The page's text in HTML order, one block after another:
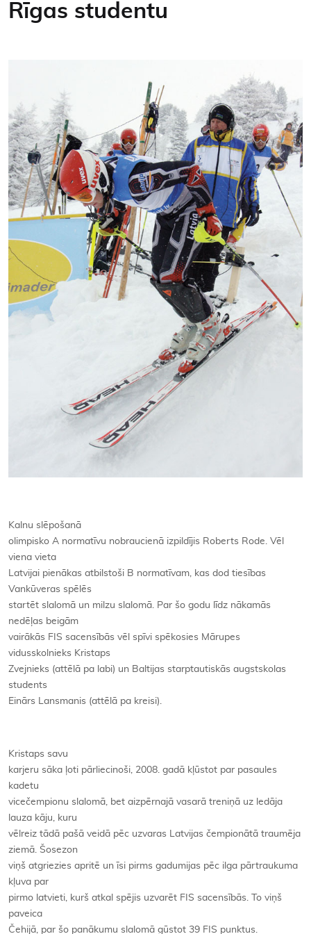
Rīgas studentu
Kalnu slēpošanā
olimpisko A normatīvu nobraucienā izpildījis Roberts Rode. Vēl
viena vieta
Latvijai pienākas atbilstoši B normatīvam, kas dod tiesības
Vankūveras spēlēs
startēt slalomā un milzu slalomā. Par šo godu līdz nākamās
nedēļas beigām
vairākās FIS sacensībās vēl spīvi spēkosies Mārupes
vidusskolnieks Kristaps
Zvejnieks (attēlā pa labi) un Baltijas starptautiskās augstskolas
students
Einārs Lansmanis (attēlā pa kreisi).
Kristaps savu
karjeru sāka ļoti pārliecinoši, 2008. gadā kļūstot par pasaules
kadetu
vicečempionu slalomā, bet aizpērnajā vasarā treniņā uz ledāja
lauza kāju, kuru
vēlreiz tādā pašā veidā pēc uzvaras Latvijas čempionātā traumēja
ziemā. Šosezon
viņš atgriezies apritē un īsi pirms gadumijas pēc ilga pārtraukuma
kļuva par
pirmo latvieti, kurš atkal spējis uzvarēt FIS sacensībās. To viņš
paveica
Čehijā, par šo panākumu slalomā gūstot 39 FIS punktus.